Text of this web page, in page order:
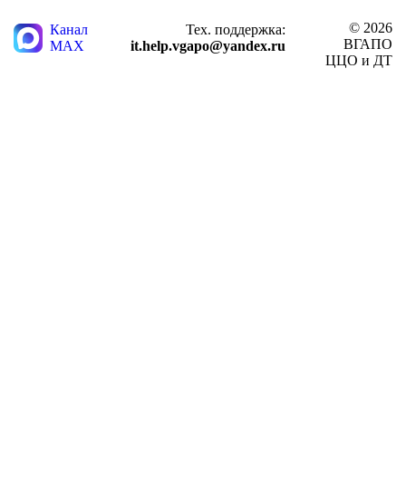
Канал
MAX
Тех. поддержка:
it.help.vgapo@yandex.ru
© 2026
ВГАПО
ЦЦО и ДТ